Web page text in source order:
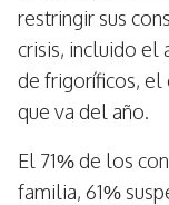
restringir sus
crisis, incluido el
de frigoríficos, el
que va del año.
El 71% de los
familia, 61%